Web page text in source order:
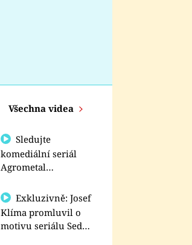
Všechna videa
Sledujte
komediální seriál
Agrometal
prima+
Exkluzivně: Josef
Klíma promluvil o
motivu seriálu Sedm